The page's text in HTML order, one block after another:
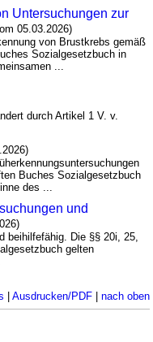
Untersuchungen zur
05.03.2026)
von Brustkrebs gemäß
Sozialgesetzbuch in
...
durch Artikel 1 V. v.
Buches Sozialgesetzbuch
des ...
und
beihilfefähig. Die §§ 20i, 25,
gelten
Ausdrucken/PDF| nach oben